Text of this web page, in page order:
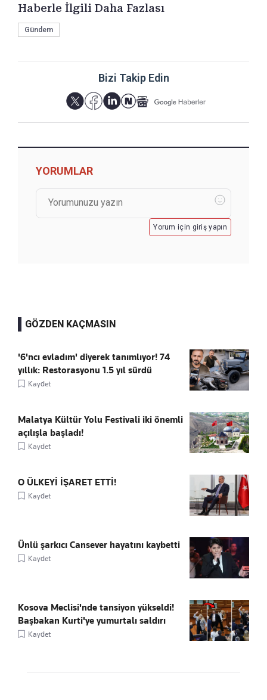
Haberle İlgili Daha Fazlası
Gündem
Bizi Takip Edin
YORUMLAR
Yorum için giriş yapın
GÖZDEN KAÇMASIN
'6'ncı evladım' diyerek tanımlıyor! 74
yıllık: Restorasyonu 1.5 yıl sürdü
Kaydet
Malatya Kültür Yolu Festivali iki önemli
açılışla başladı!
Kaydet
O ÜLKEYİ İŞARET ETTİ!
Kaydet
Ünlü şarkıcı Cansever hayatını kaybetti
Kaydet
Kosova Meclisi'nde tansiyon yükseldi!
Başbakan Kurti'ye yumurtalı saldırı
Kaydet